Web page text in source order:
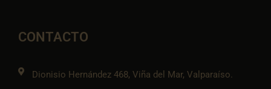
o
k
r
a
p
e
CONTACTO
Dionisio Hernández 468, Viña del Mar, Valparaíso.